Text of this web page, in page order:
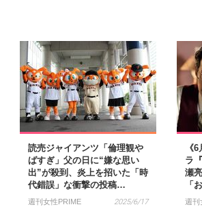
読売ジャイアンツ「倫理観や
ばすぎ」父の日に“嫌な思い
出”が殺到、炎上を招いた「時
代錯誤」な衝撃の投稿…
週刊女性PRIME 2025/6/17
《
ラ
瀬
「
週刊